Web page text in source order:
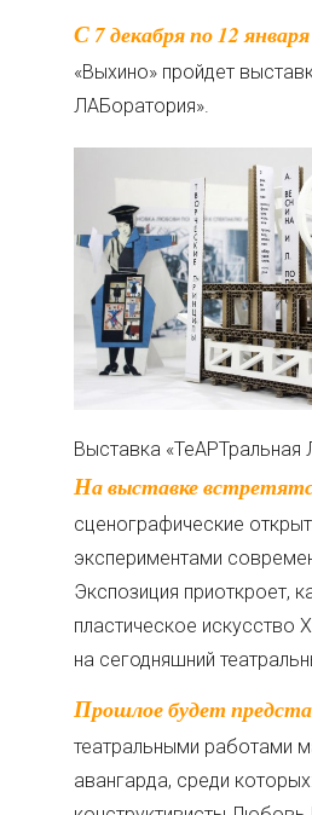
С 7 декабря по 12 января в Галерее
«Выхино» пройдет
ЛАБоратория».
Выставка «ТеАРТральная
На выставке встретятся
сценографические
экспериментами
Экспозиция приоткроет,
пластическое искусство
на сегодняшний
Прошлое будет представлено
театральными работами
авангарда, среди